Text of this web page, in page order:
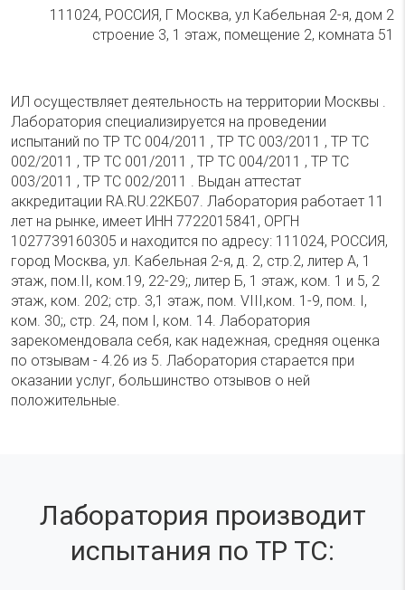
111024, РОССИЯ, Г Москва, ул Кабельная 2-я, дом 2
строение 3, 1 этаж, помещение 2, комната 51
ИЛ осуществляет деятельность на территории Москвы .
Лаборатория специализируется на проведении
испытаний по ТР ТС 004/2011 , ТР ТС 003/2011 , ТР ТС
002/2011 , ТР ТС 001/2011 , ТР ТС 004/2011 , ТР ТС
003/2011 , ТР ТС 002/2011 . Выдан аттестат
аккредитации RA.RU.22КБ07. Лаборатория работает 11
лет на рынке, имеет ИНН 7722015841, ОРГН
1027739160305 и находится по адресу: 111024, РОССИЯ,
город Москва, ул. Кабельная 2-я, д. 2, стр.2, литер А, 1
этаж, пом.II, ком.19, 22-29;, литер Б, 1 этаж, ком. 1 и 5, 2
этаж, ком. 202; стр. 3,1 этаж, пом. VIII,ком. 1-9, пом. I,
ком. 30;, стр. 24, пом I, ком. 14. Лаборатория
зарекомендовала себя, как надежная, средняя оценка
по отзывам - 4.26 из 5. Лаборатория старается при
оказании услуг, большинство отзывов о ней
положительные.
Лаборатория производит
испытания по ТР ТС: